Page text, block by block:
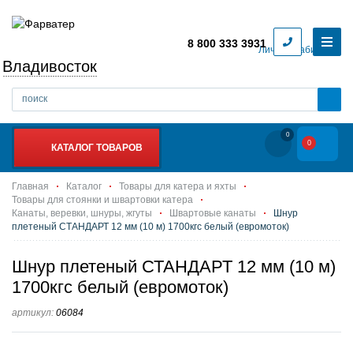
Личный кабинет
Владивосток
8 800 333 3931
КАТАЛОГ ТОВАРОВ
0
0
Главная Каталог
Товары для катера и яхты
Товары для стоянки и швартовки катера
Канаты, веревки, шнуры, жгуты
Швартовые канаты
Шнур
плетеный СТАНДАРТ 12 мм (10 м) 1700кгс белый (евромоток)
Шнур плетеный СТАНДАРТ 12 мм (10 м)
1700кгс белый (евромоток)
артикул: 06084